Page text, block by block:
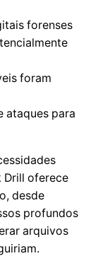
forenses
foram
ataques para
Drill oferece
desde
profundos
arquivos